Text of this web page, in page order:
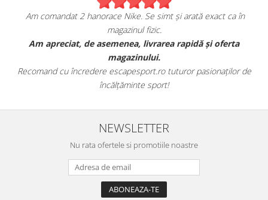
Am comandat 2 hanorace Nike. Se simt și arată exact ca în
magazinul fizic.
Am apreciat, de asemenea, livrarea rapidă și oferta
magazinului.
Recomand cu încredere escapesport.ro tuturor pasionaților de
încălțăminte sport!
NEWSLETTER
Nu rata ofertele si promotiile noastre